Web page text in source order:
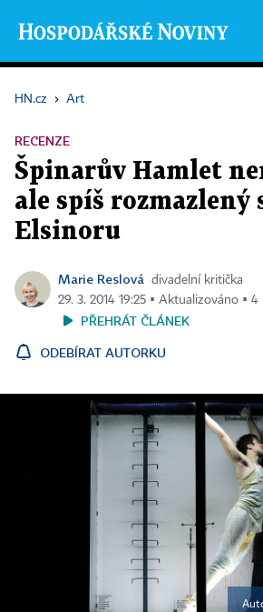
HN.cz › Art
RECENZE
Špinarův Hamlet
ale spíš rozmazlený
Elsinoru
Marie Reslová
divadelní kritička
29. 3. 2014 19:25 ▪ Aktualizováno ▪
PŘEHRÁT ČLÁNEK
ODEBÍRAT AUTORKU